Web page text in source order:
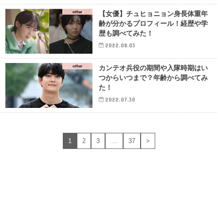
other
【女優】チュヒョニョン身長体重年
齢が分かるプロフィール！経歴や学
歴も調べてみた！
2022.08.03
other
カンテオ兵役の期間や入隊時期はい
つからいつまで？年齢から調べてみ
た！
2022.07.30
1 2 3 37 >